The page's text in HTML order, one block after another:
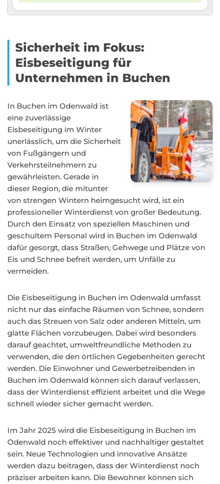
Sicherheit im Fokus:
Eisbeseitigung für
Unternehmen in Buchen
In Buchen im Odenwald ist
eine zuverlässige
Eisbeseitigung im Winter
unerlässlich, um die Sicherheit
von Fußgängern und
Verkehrsteilnehmern zu
gewährleisten. Gerade in
dieser Region, die mitunter
von strengen Wintern heimgesucht wird, ist ein
professioneller Winterdienst von großer Bedeutung.
Durch den Einsatz von speziellen Maschinen und
geschultem Personal wird in Buchen im Odenwald
dafür gesorgt, dass Straßen, Gehwege und Plätze von
Eis und Schnee befreit werden, um Unfälle zu
vermeiden.
Die Eisbeseitigung in Buchen im Odenwald umfasst
nicht nur das einfache Räumen von Schnee, sondern
auch das Streuen von Salz oder anderen Mitteln, um
glatte Flächen vorzubeugen. Dabei wird besonders
darauf geachtet, umweltfreundliche Methoden zu
verwenden, die den örtlichen Gegebenheiten gerecht
werden. Die Einwohner und Gewerbetreibenden in
Buchen im Odenwald können sich darauf verlassen,
dass der Winterdienst effizient arbeitet und die Wege
schnell wieder sicher gemacht werden.
Im Jahr 2025 wird die Eisbeseitigung in Buchen im
Odenwald noch effektiver und nachhaltiger gestaltet
sein. Neue Technologien und innovative Ansätze
werden dazu beitragen, dass der Winterdienst noch
präziser arbeiten kann. Die Bewohner können sich